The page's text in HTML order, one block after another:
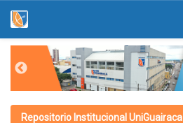
navigation
Repositorio Institucional UniGuairaca